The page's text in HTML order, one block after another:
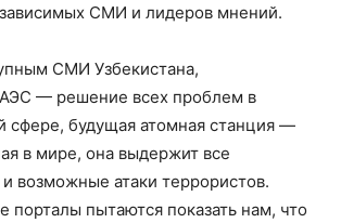
СМИ и лидеров мнений.
СМИ Узбекистана,
АЭС — решение всех проблем в
сфере, будущая атомная станция —
в мире, она выдержит все
возможные атаки террористов.
порталы пытаются показать нам, что